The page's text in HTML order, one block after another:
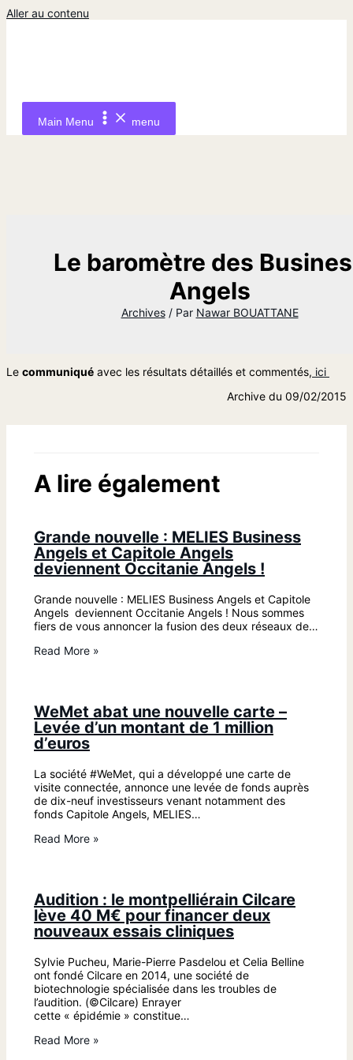
Aller au contenu
Main Menu menu
Le baromètre des
Angels
Archives/ Par Nawar BOUATTANE
Le communiqué avec les résultats détaillés et commentés, ici
Archive du 09/02/2015
A lire également
Grande nouvelle : MELIES Business
Angels et Capitole Angels
deviennent Occitanie Angels !
Grande nouvelle : MELIES Business Angels et Capitole
Angels deviennent Occitanie Angels ! Nous sommes
fiers de vous annoncer la fusion des deux réseaux de…
Read More »
WeMet abat une nouvelle carte –
Levée d’un montant de 1 million
d’euros
La société #WeMet, qui a développé une carte de
visite connectée, annonce une levée de fonds auprès
de dix-neuf investisseurs venant notamment des
fonds Capitole Angels, MELIES…
Read More »
Audition : le montpelliérain Cilcare
lève 40 M€ pour financer deux
nouveaux essais cliniques
Sylvie Pucheu, Marie-Pierre Pasdelou et Celia Belline
ont fondé Cilcare en 2014, une société de
biotechnologie spécialisée dans les troubles de
l’audition. (©Cilcare) Enrayer
cette « épidémie » constitue…
Read More »